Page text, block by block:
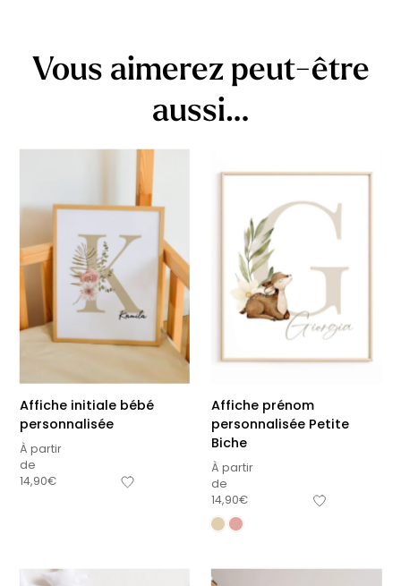
Vous aimerez peut-être
aussi…
Affiche initiale bébé
personnalisée
À partir
de
14,90€
Affiche prénom
personnalisée Petite
Biche
À partir
de
14,90€